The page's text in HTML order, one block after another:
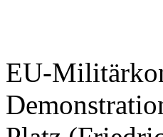
EU-